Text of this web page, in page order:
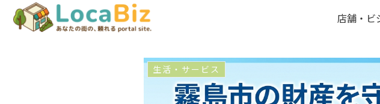
店舗・ビ
生活・サービス